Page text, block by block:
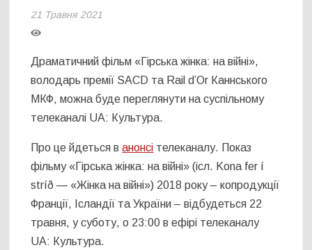
21 Травня 2021
Драматичний фільм «Гірська жінка: на війні»,
володарь премії SACD та Rail d’Or Каннського
МКФ, можна буде переглянути на суспільному
телеканалі UA: Культура.
Про це йдеться ванонсі телеканалу. Показ
фільму «Гірська жінка: на війні» (ісл. Kona fer í
stríð — «Жінка на війні») 2018 року – копродукції
Франції, Ісландії та України – відбудеться 22
травня, у суботу, о 23:00 в ефірі телеканалу
UA: Культура.